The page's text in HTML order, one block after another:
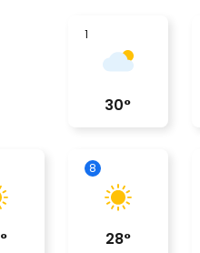
1
30°
°
8
28°